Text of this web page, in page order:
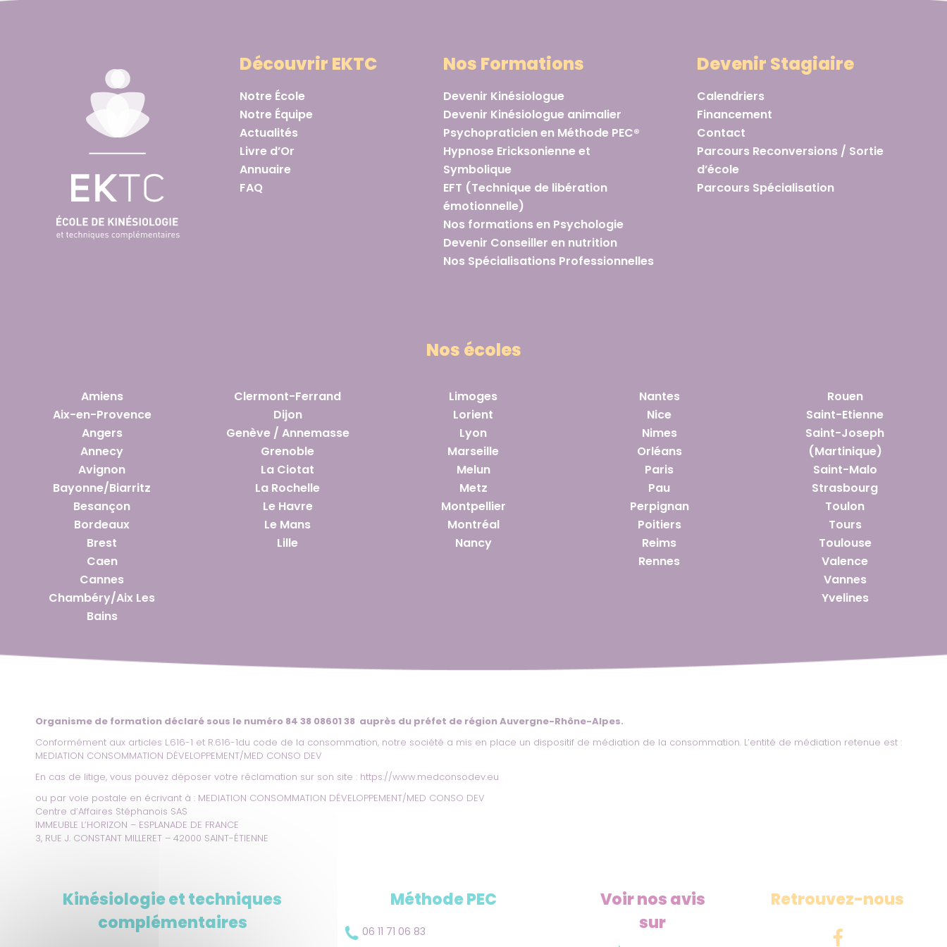
Découvrir EKTC
Notre École
Notre Équipe
Actualités
Livre d’Or
Annuaire
FAQ
Nos Formations
Devenir Kinésiologue
Devenir Kinésiologue animalier
Psychopraticien en Méthode PEC®
Hypnose Ericksonienne et
Symbolique
EFT (Technique de libération
émotionnelle)
Nos formations en Psychologie
Devenir Conseiller en nutrition
Nos Spécialisations Professionnelles
Devenir Stagiaire
Calendriers
Financement
Contact
Parcours Reconversions / Sortie
d’école
Parcours Spécialisation
Nos écoles
Amiens
Aix-en-Provence
Angers
Annecy
Avignon
Bayonne/Biarritz
Besançon
Bordeaux
Brest
Caen
Cannes
Chambéry/Aix Les
Bains
Clermont-Ferrand
Dijon
Genève / Annemasse
Grenoble
La Ciotat
La Rochelle
Le Havre
Le Mans
Lille
Limoges
Lorient
Lyon
Marseille
Melun
Metz
Montpellier
Montréal
Nancy
Nantes
Nice
Nimes
Orléans
Paris
Pau
Perpignan
Poitiers
Reims
Rennes
Rouen
Saint-Etienne
Saint-Joseph
(Martinique)
Saint-Malo
Strasbourg
Toulon
Tours
Toulouse
Valence
Vannes
Yvelines
Organisme de formation déclaré sous le numéro 84 38 08601 38 auprès du préfet de région Auvergne-Rhône-Alpes.
Conformément aux articles L.616-1 et R.616-1du code de la consommation, notre société a mis en place un dispositif de médiation de la consommation. L’entité de médiation retenue est :
MEDIATION CONSOMMATION DÉVELOPPEMENT/MED CONSO DEV
En cas de litige, vous pouvez déposer votre réclamation sur son site : https://www.medconsodev.eu
ou par voie postale en écrivant à : MEDIATION CONSOMMATION DÉVELOPPEMENT/MED CONSO DEV
Centre d’Affaires Stéphanois SAS
IMMEUBLE L’HORIZON – ESPLANADE DE FRANCE
3, RUE J. CONSTANT MILLERET – 42000 SAINT-ÉTIENNE
Kinésiologie et techniques
complémentaires
Méthode PEC
06 11 71 06 83
Voir nos avis
sur
Retrouvez-nous